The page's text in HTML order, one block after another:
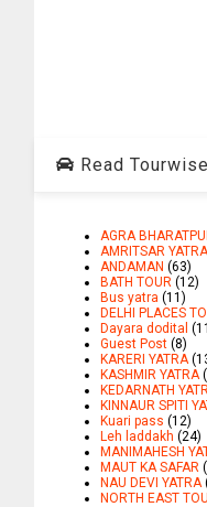
Read Tourwise
AGRA
AMRITSAR YATRA
ANDAMAN (63)
BATH TOUR (12)
Bus yatra (11)
DELHI PLACES
Dayara dodital
Guest Post (8)
KARERI YATRA
KASHMIR YATRA
KEDARNATH
KINNAUR SPITI
Kuari pass (12)
Leh laddakh (24)
MANIMAHESH
MAUT KA SAFAR
NAU DEVI YATRA
NORTH EAST